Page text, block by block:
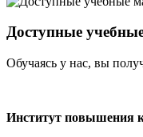
Доступные
Обучаясь у нас, вы
Институт повышения